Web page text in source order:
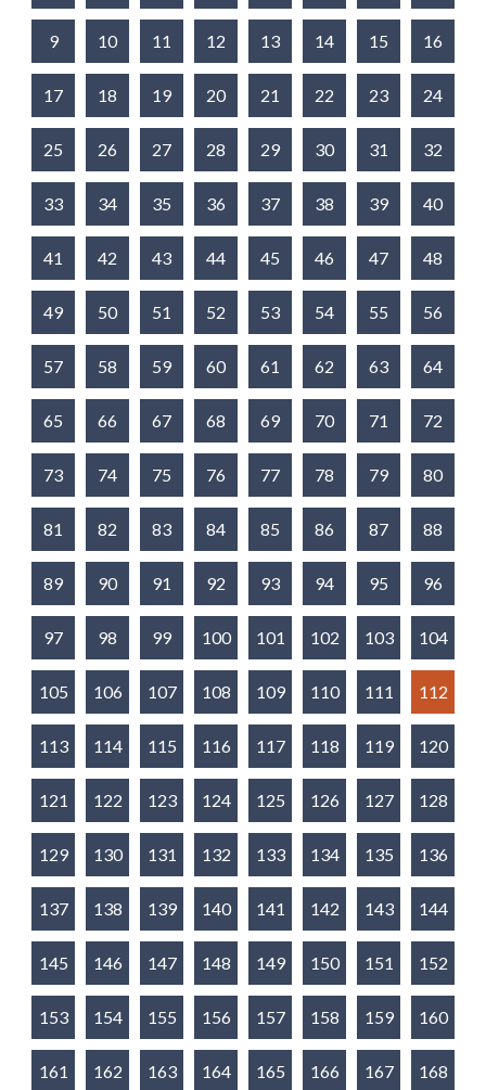
9 10 11 12 13 14 15 16
17 18 19 20 21 22 23 24
25 26 27 28 29 30 31 32
33 34 35 36 37 38 39 40
41 42 43 44 45 46 47 48
49 50 51 52 53 54 55 56
57 58 59 60 61 62 63 64
65 66 67 68 69 70 71 72
73 74 75 76 77 78 79 80
81 82 83 84 85 86 87 88
89 90 91 92 93 94 95 96
97 98 99 100 101 102 103 104
105 106 107 108 109 110 111 112
113 114 115 116 117 118 119 120
121 122 123 124 125 126 127 128
129 130 131 132 133 134 135 136
137 138 139 140 141 142 143 144
145 146 147 148 149 150 151 152
153 154 155 156 157 158 159 160
161 162 163 164 165 166 167 168